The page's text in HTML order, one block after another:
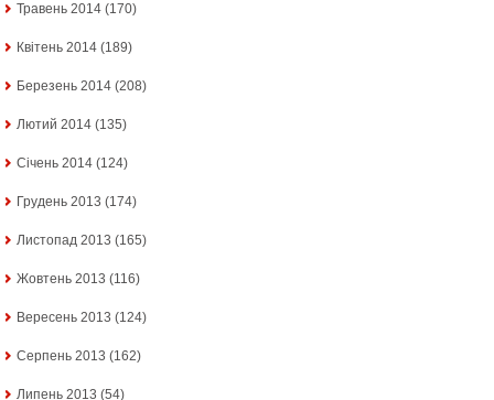
Травень 2014 (170)
Квітень 2014 (189)
Березень 2014 (208)
Лютий 2014 (135)
Січень 2014 (124)
Грудень 2013 (174)
Листопад 2013 (165)
Жовтень 2013 (116)
Вересень 2013 (124)
Серпень 2013 (162)
Липень 2013 (54)